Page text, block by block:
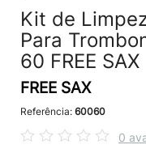
Kit de
Para
60 FREE SAX
FREE SAX
Referência: 60060
0